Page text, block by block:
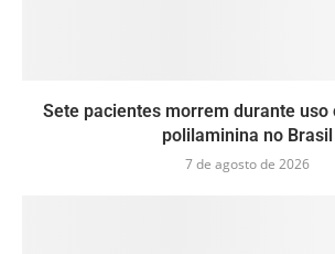
Sete pacientes morrem durante uso
polilaminina no Brasil
7 de agosto de 2026